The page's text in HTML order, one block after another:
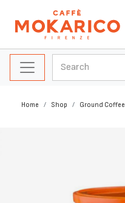
Home Shop Ground Coffee